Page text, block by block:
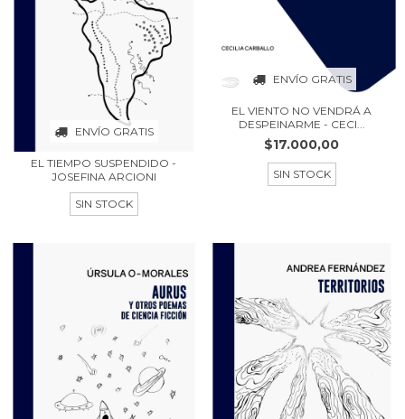
ENVÍO GRATIS
EL TIEMPO SUSPENDIDO -
JOSEFINA ARCIONI
SIN STOCK
ENVÍO GRATIS
EL VIENTO NO VENDRÁ A
DESPEINARME - CECI...
$17.000,00
SIN STOCK